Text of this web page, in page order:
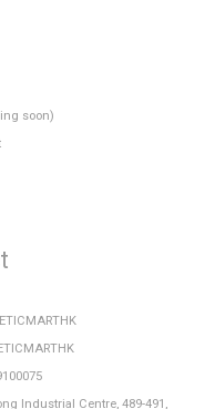
soon)
Industrial Centre, 489-491,